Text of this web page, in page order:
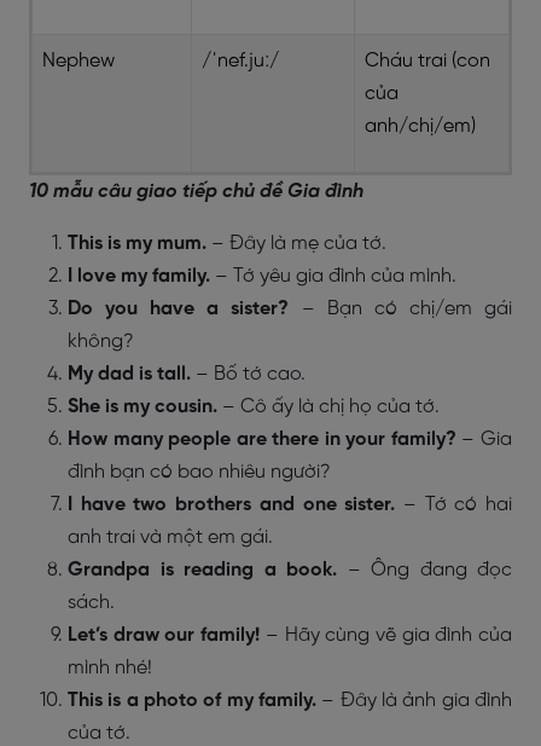
Nephew /ˈnef.juː/
Cháu trai (con
của
anh/chị/em)
10 mẫu câu giao tiếp chủ đề Gia đình
This is my mum. – Đây là mẹ của tớ.
I love my family. – Tớ yêu gia đình của mình.
Do you have a sister? – Bạn có chị/em gái
không?
My dad is tall. – Bố tớ cao.
She is my cousin. – Cô ấy là chị họ của tớ.
How many people are there in your family? – Gia
đình bạn có bao nhiêu người?
I have two brothers and one sister. – Tớ có hai
anh trai và một em gái.
Grandpa is reading a book. – Ông đang đọc
sách.
Let’s draw our family! – Hãy cùng vẽ gia đình của
mình nhé!
This is a photo of my family. – Đây là ảnh gia đình
của tớ.